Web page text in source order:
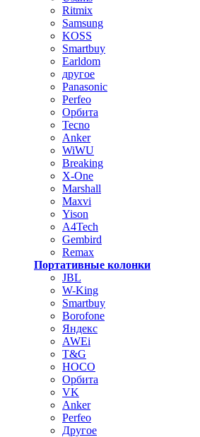
Ritmix
Samsung
KOSS
Smartbuy
Earldom
другое
Panasonic
Perfeo
Орбита
Tecno
Anker
WiWU
Breaking
X-One
Marshall
Maxvi
Yison
A4Tech
Gembird
Remax
Портативные колонки
JBL
W-King
Smartbuy
Borofone
Яндекс
AWEi
T&G
HOCO
Орбита
VK
Anker
Perfeo
Другое